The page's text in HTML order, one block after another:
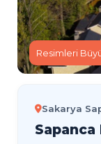
Resimleri
Sakarya
Sapanca